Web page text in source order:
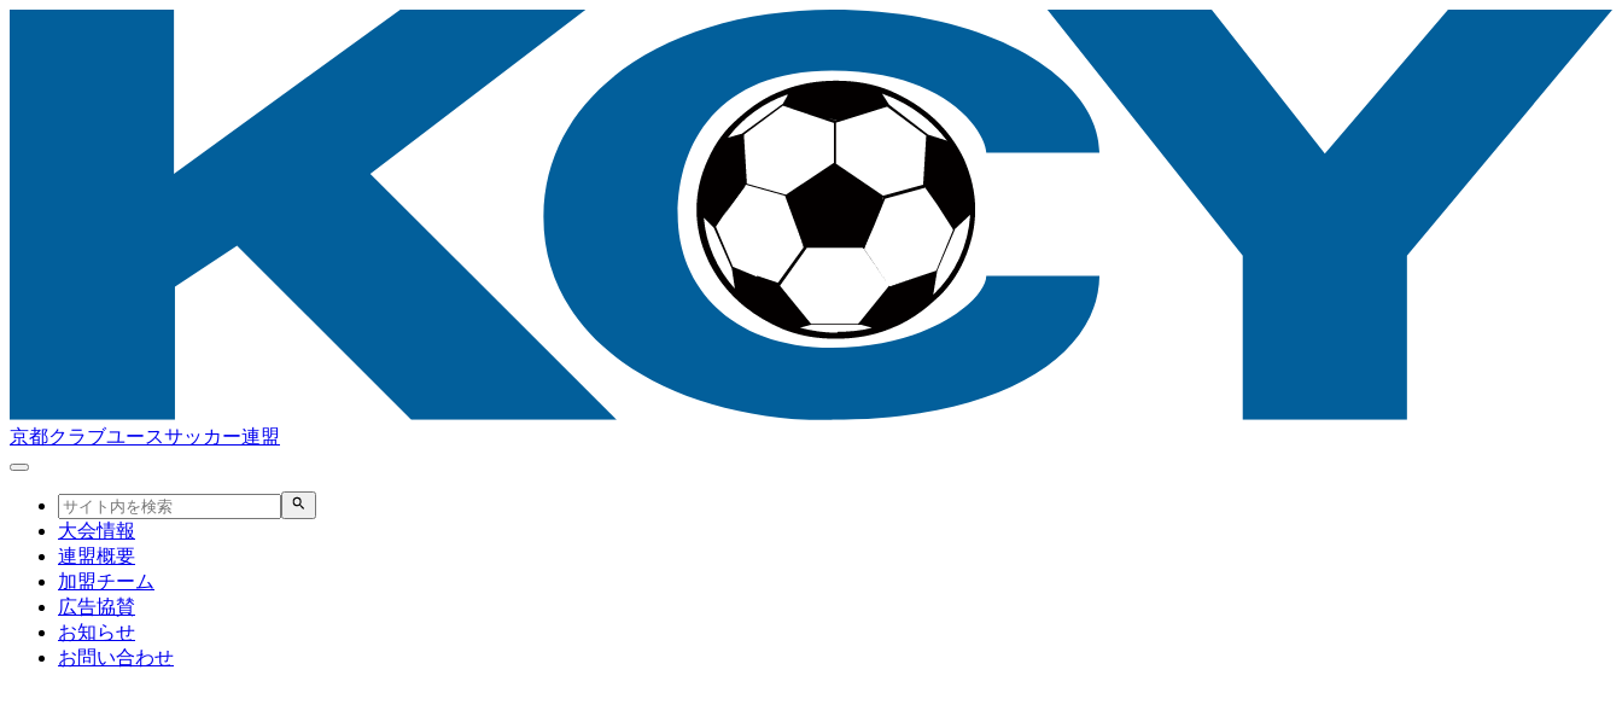
京都クラブユースサッカー連盟
大会情報
連盟概要
加盟チーム
広告協賛
お知らせ
お問い合わせ